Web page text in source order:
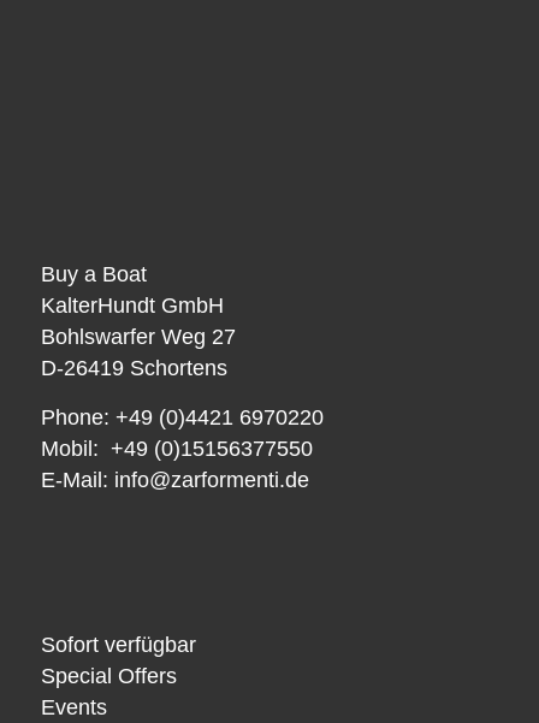
Buy a Boat
KalterHundt GmbH
Bohlswarfer Weg 27
D-26419 Schortens
Phone: +49 (0)4421 6970220
Mobil: +49 (0)15156377550
E-Mail: info@zarformenti.de
Sofort verfügbar
Special Offers
Events